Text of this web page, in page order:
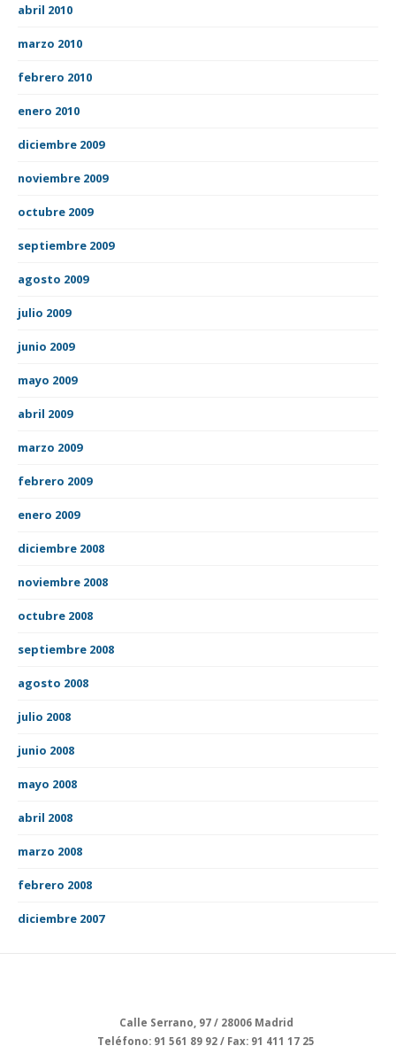
abril 2010
marzo 2010
febrero 2010
enero 2010
diciembre 2009
noviembre 2009
octubre 2009
septiembre 2009
agosto 2009
julio 2009
junio 2009
mayo 2009
abril 2009
marzo 2009
febrero 2009
enero 2009
diciembre 2008
noviembre 2008
octubre 2008
septiembre 2008
agosto 2008
julio 2008
junio 2008
mayo 2008
abril 2008
marzo 2008
febrero 2008
diciembre 2007
Calle Serrano, 97 / 28006 Madrid
Teléfono: 91 561 89 92 / Fax: 91 411 17 25